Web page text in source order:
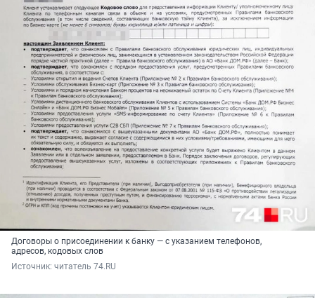
Договоры о присоединении к банку — с указанием телефонов,
адресов, кодовых слов
Источник: читатель 74.RU